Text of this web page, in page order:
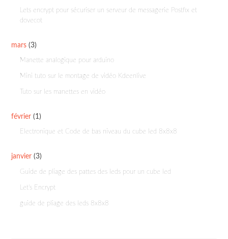
Lets encrypt pour sécuriser un serveur de messagerie Postfix et
dovecot
mars (3)
Manette analogique pour arduino
Mini tuto sur le montage de vidéo Kdeenlive
Tuto sur les manettes en vidéo
février (1)
Electronique et Code de bas niveau du cube led 8x8x8
janvier (3)
Guide de pliage des pattes des leds pour un cube led
Let's Encrypt
guide de pliage des leds 8x8x8